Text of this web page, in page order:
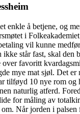
enkle å betjene, og
i
vil kunne
ikke står fast, skal
favoritt
mye mat sjøl. Det
tilføyd 10 nye rom og
naturlig atferd.
for måling av
Når jorden i